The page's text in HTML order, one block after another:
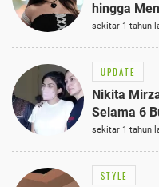
hingga
sekitar 1 tahun
UPDATE
Nikita
Selama 6
Terungkap!
sekitar 1 tahun
STYLE